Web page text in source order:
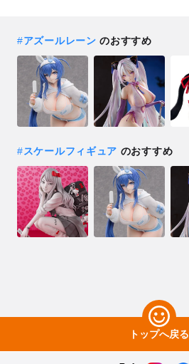
#アズールレーン のおすすめ
#スケールフィギュア のおすすめ
トップへ戻る